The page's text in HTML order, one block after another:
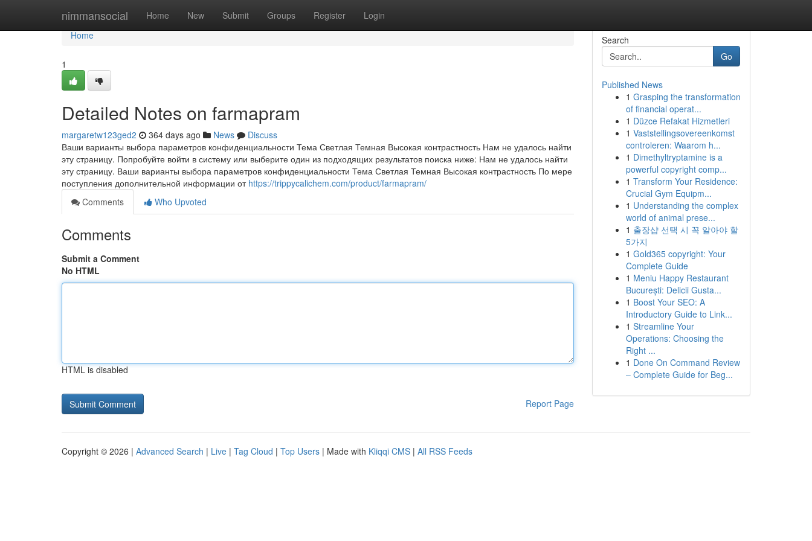
nimmansocial Home New Submit Groups Register Login
Home
Home
1
Detailed Notes on farmapram
margaretw123ged2 364 days ago News
Discuss
Ваши варианты выбора параметров конфиденциальности Тема Светлая Темная Высокая контрастность Нам не удалось найти
эту страницу. Попробуйте войти в систему или выберите один из подходящих результатов поиска ниже: Нам не удалось найти
эту страницу. Ваши варианты выбора параметров конфиденциальности Тема Светлая Темная Высокая контрастность По мере
поступления дополнительной информации от https://trippycalichem.com/product/farmapram/
Comments
Who Upvoted
Comments
Submit a Comment
No HTML
HTML is disabled
Report Page
Search
Go
Published News
1 Grasping the transformation
of financial operat...
1 Düzce Refakat Hizmetleri
1 Vaststellingsovereenkomst
controleren: Waarom h...
1 Dimethyltryptamine is a
powerful copyright comp...
1 Transform Your Residence:
Crucial Gym Equipm...
1 Understanding the complex
world of animal prese...
1 출장샵 선택 시 꼭 알아야 할
5가지
1 Gold365 copyright: Your
Complete Guide
1 Meniu Happy Restaurant
București: Delicii Gusta...
1 Boost Your SEO: A
Introductory Guide to Link...
1 Streamline Your
Operations: Choosing the
Right ...
1 Done On Command Review
– Complete Guide for Beg...
Copyright © 2026 | Advanced Search | Live | Tag Cloud | Top Users | Made with Kliqqi CMS | All RSS Feeds